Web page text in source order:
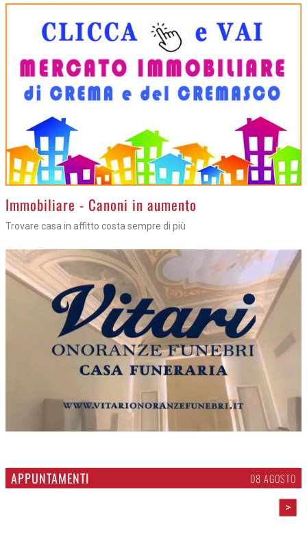
>Immobiliare - Canoni in aumento
Trovare casa in affitto costa sempre di più
APPUNTAMENTI 08 AGOSTO
>